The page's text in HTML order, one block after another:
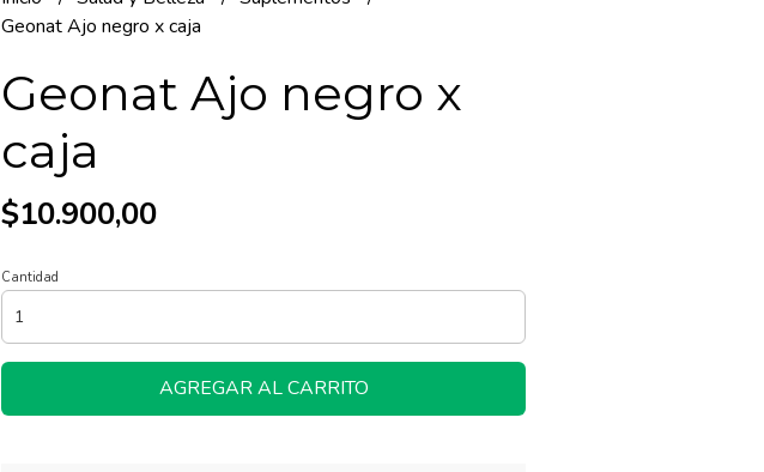
Geonat Ajo negro x caja
Geonat Ajo negro x
caja
$10.900,00
Cantidad
AGREGAR AL CARRITO